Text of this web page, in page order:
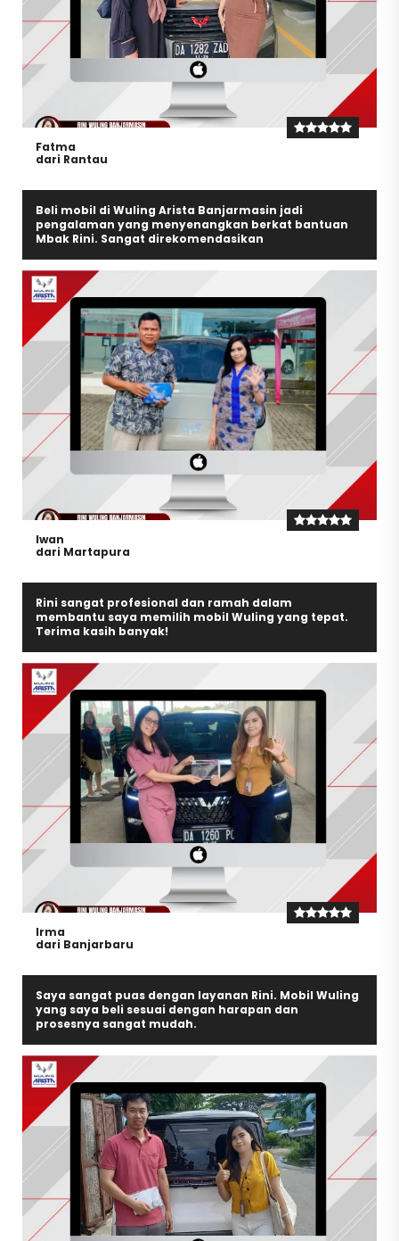
Fatma
dari Rantau
Beli mobil di Wuling Arista Banjarmasin jadi
pengalaman yang menyenangkan berkat bantuan
Mbak Rini. Sangat direkomendasikan
Iwan
dari Martapura
Rini sangat profesional dan ramah dalam
membantu saya memilih mobil Wuling yang tepat.
Terima kasih banyak!
Irma
dari Banjarbaru
Saya sangat puas dengan layanan Rini. Mobil Wuling
yang saya beli sesuai dengan harapan dan
prosesnya sangat mudah.